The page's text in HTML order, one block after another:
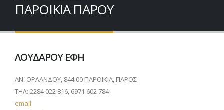
ΠΑΡΟΙΚΙΑ ΠΑΡΟΥ
ΛΟΥΔΑΡΟΥ ΕΦΗ
ΑΝ. ΟΡΛΑΝΔΟΥ, 844 00 ΠΑΡΟΙΚΙΑ, ΠΑΡΟΣ
ΤΗΛ: 2284 022 816, 6971 602 784
email